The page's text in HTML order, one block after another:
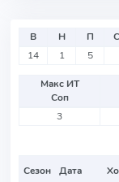
В Н П
14
1 5
Макс ИТ
Соп
3
Сезон Дата